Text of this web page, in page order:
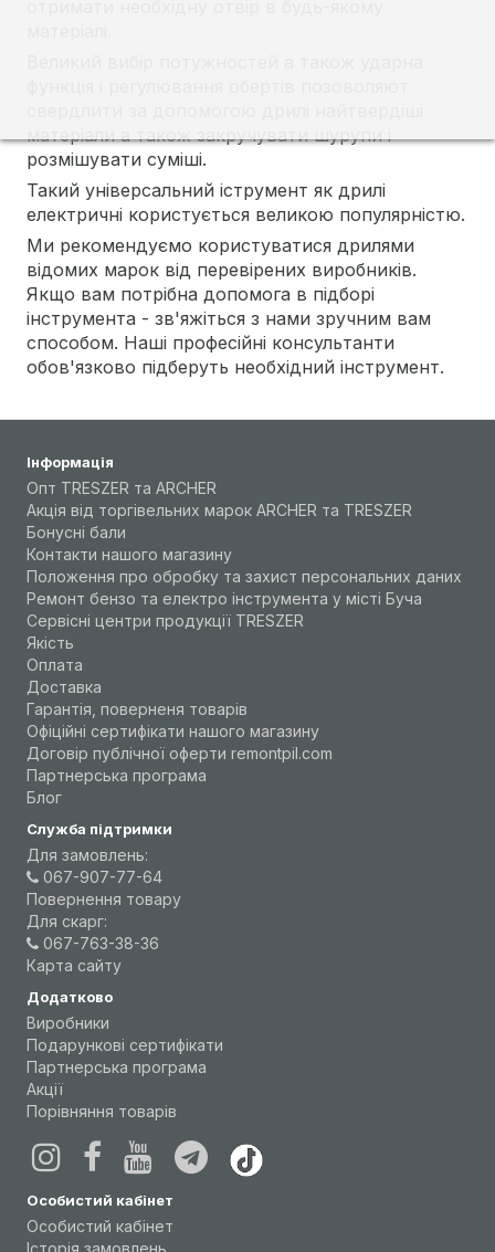
матеріали а також закручувати шурупи і
розмішувати суміші.
Такий універсальний іструмент як дрилі
електричні користується великою популярністю.
Ми рекомендуємо користуватися дрилями
відомих марок від перевірених виробників.
Якщо вам потрібна допомога в підборі
інструмента - зв'яжіться з нами зручним вам
способом. Наші професійні консультанти
обов'язково підберуть необхідний інструмент.
Інформація
Опт TRESZER та ARCHER
Акція від торгівельних марок ARCHER та TRESZER
Бонусні бали
Контакти нашого магазину
Положення про обробку та захист персональних даних
Ремонт бензо та електро інструмента у місті Буча
Сервісні центри продукції TRESZER
Якість
Оплата
Доставка
Гарантія, поверненя товарів
Офіційні сертифікати нашого магазину
Договір публічної оферти remontpil.com
Партнерська програма
Блог
Служба підтримки
Для замовлень:
067-907-77-64
Повернення товару
Для скарг:
067-763-38-36
Карта сайту
Додатково
Виробники
Подарункові сертифікати
Партнерська програма
Акції
Порівняння товарів
Особистий кабінет
Особистий кабінет
Історія замовлень